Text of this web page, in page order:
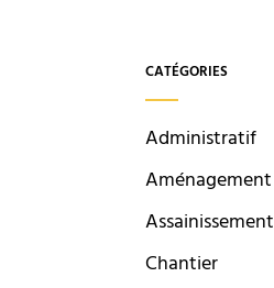
CATÉGORIES
Administratif
Aménagement
Assainissement
Chantier